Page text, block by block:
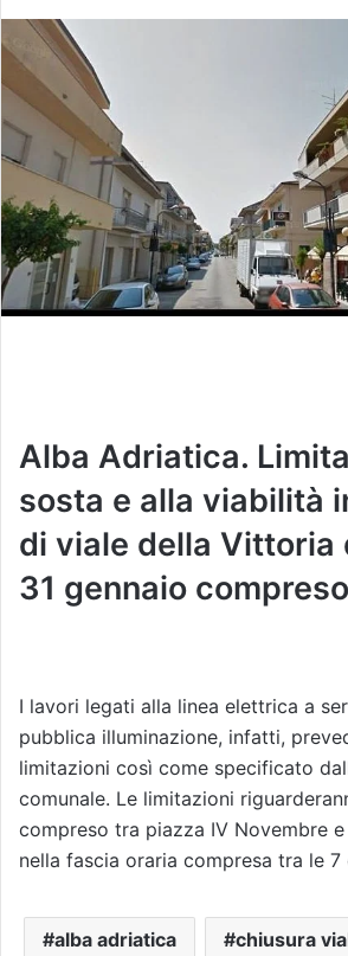
i
l
Alba Adriatica.
sosta e alla viabilità
di viale della Vittoria
31 gennaio
I lavori legati alla linea elettrica a
pubblica illuminazione, infatti,
limitazioni così come specificato
comunale. Le limitazioni
compreso tra piazza IV Novembre
nella fascia oraria compresa tra le 7
alba adriatica chiusura